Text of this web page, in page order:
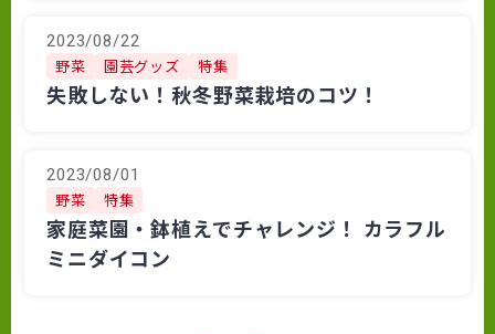
2023/08/22
野菜 園芸グッズ 特集
失敗しない！秋冬野菜栽培のコツ！
2023/08/01
野菜 特集
家庭菜園・鉢植えでチャレンジ！ カラフル
ミニダイコン